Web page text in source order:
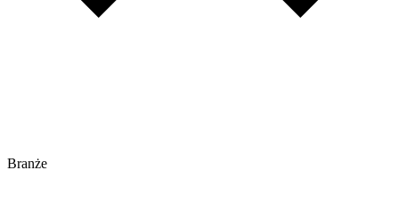
Branże